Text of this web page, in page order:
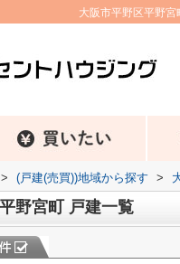
大阪市平野区平野
> (戸建(売買))地域から探す >
野宮町 戸建一覧